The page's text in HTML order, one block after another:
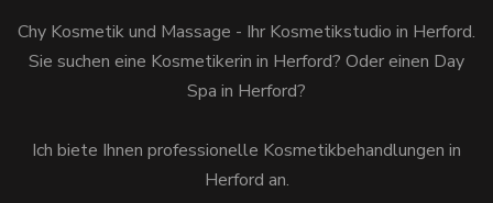
Chy Kosmetik und Massage - Ihr Kosmetikstudio in Herford.
Sie suchen eine Kosmetikerin in Herford? Oder einen Day
Spa in Herford?
Ich biete Ihnen professionelle Kosmetikbehandlungen in
Herford an.